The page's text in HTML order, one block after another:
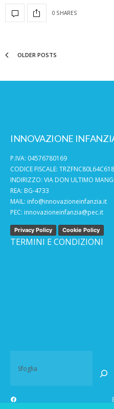
0 SHARES
OLDER POSTS
INNOVAZIONE
P.IVA: 04576780169
CODICE FISCALE:
INDIRIZZO: VIA DON ULTIMO
REA: BG-4733
MAIL: info@innovazioneinfanzia.it
PEC: innovazioneinfanzia@pec.it
Privacy Policy Cookie Policy
TERMINI E CONDIZIONI